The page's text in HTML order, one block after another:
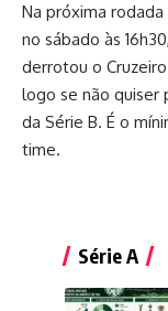
Na próxima rodada
no sábado às
derrotou o
logo se não quiser
da Série B. É o
time.
Série A